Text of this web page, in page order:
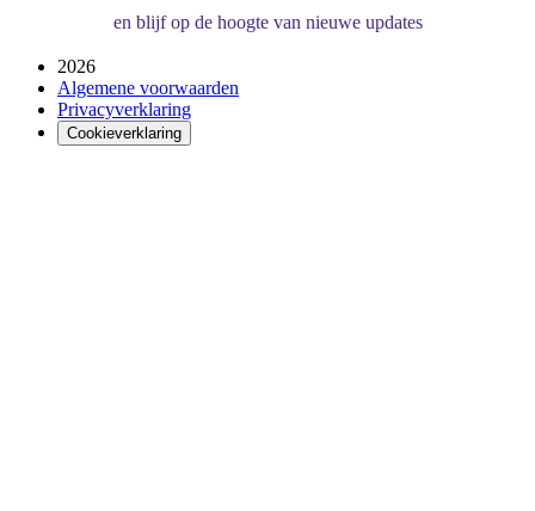
en blijf op de hoogte van nieuwe updates
2026
Algemene voorwaarden
Privacyverklaring
Cookieverklaring